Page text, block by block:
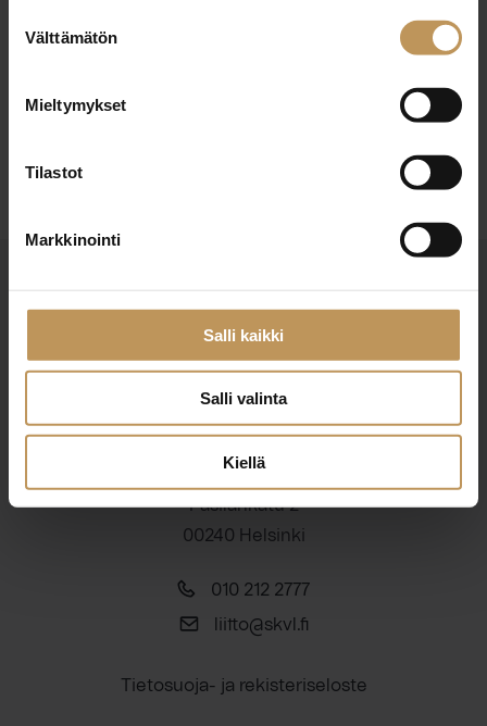
valinta
Välttämätön
Mieltymykset
Tilastot
Markkinointi
Salli kaikki
Salli valinta
Kiellä
29.2.2024
Lue artikkeli
Suomen Kiinteistönvälittäjät ry
Finlands Fastighetsmäklare rf
Pasilankatu 2
00240 Helsinki
010 212 2777
liitto@skvl.fi
Tietosuoja- ja rekisteriseloste